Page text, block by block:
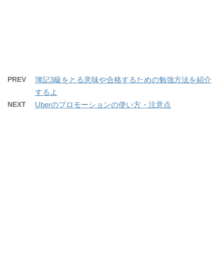
PREV
簿記3級をとる意味や合格するための勉強方法を紹介
するよ
NEXT Uberのプロモーションの使い方・注意点